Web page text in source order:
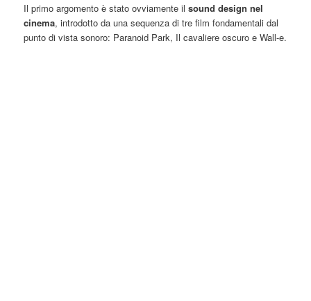
Il primo argomento è stato ovviamente ilsound design nel
cinema, introdotto da una sequenza di tre film fondamentali dal
punto di vista sonoro: Paranoid Park, Il cavaliere oscuro e Wall-e.